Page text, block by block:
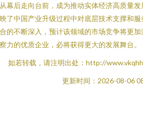
幕后走向台前，成为推动实体经济高质量
了中国产业升级过程中对底层技术支撑和
的不断深入，预计该领域的市场竞争将更
力的优质企业，必将获得更大的发展舞台。
如若转载，请注明出处：http://
更新时间：2026-08-06